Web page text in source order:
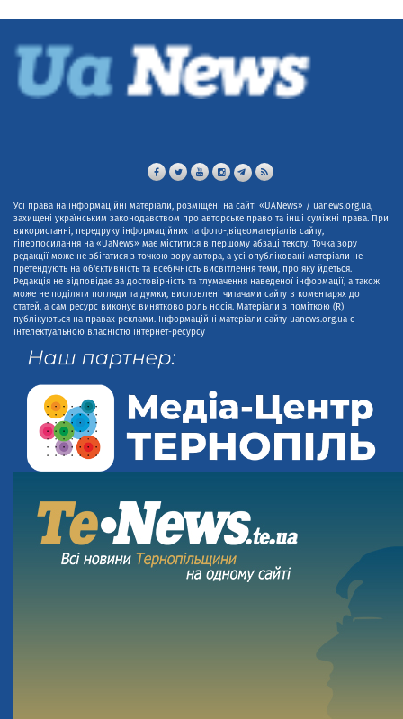
Усі права на інформаційні матеріали, розміщені на сайті «UANews» / uanews.org.ua,
захищені українським законодавством про авторське право та інші суміжні права. При
використанні, передруку інформаційних та фото-,відеоматеріалів сайту,
гіперпосилання на «UaNews» має міститися в першому абзаці тексту. Точка зору
редакції може не збігатися з точкою зору автора, а усі опубліковані матеріали не
претендують на об'єктивність та всебічність висвітлення теми, про яку йдеться.
Редакція не відповідає за достовірність та тлумачення наведеної інформації, а також
може не поділяти погляди та думки, висловлені читачами сайту в коментарях до
статей, а сам ресурс виконує винятково роль носія. Матеріали з поміткою (R)
публікуються на правах реклами. Інформаційні матеріали сайту uanews.org.ua є
інтелектуальною власністю інтернет-ресурсу